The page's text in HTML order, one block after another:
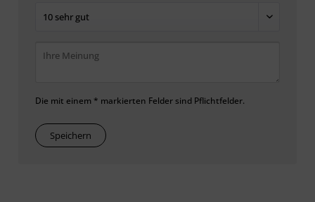
Die mit einem * markierten Felder sind Pflichtfelder.
Speichern